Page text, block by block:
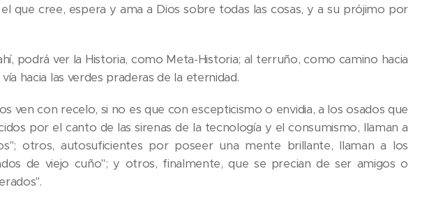
que cree, espera y ama a Dios sobre todas las cosas, y a su prójimo por
podrá ver la Historia, como Meta-Historia; al terruño, como camino hacia
hacia las verdes praderas de la eternidad.
ven con recelo, si no es que con escepticismo o envidia, a los osados que
por el canto de las sirenas de la tecnología y el consumismo, llaman a
otros, autosuficientes por poseer una mente brillante, llaman a los
de viejo cuño"; y otros, finalmente, que se precian de ser amigos o